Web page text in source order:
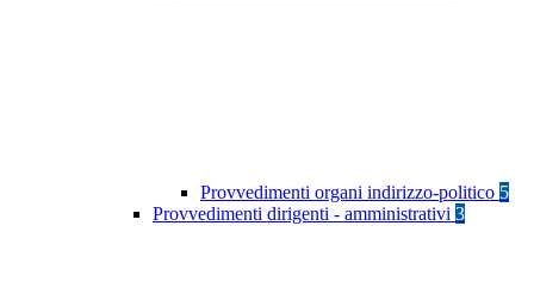
Provvedimenti organi indirizzo-politico 5
Provvedimenti dirigenti - amministrativi 3